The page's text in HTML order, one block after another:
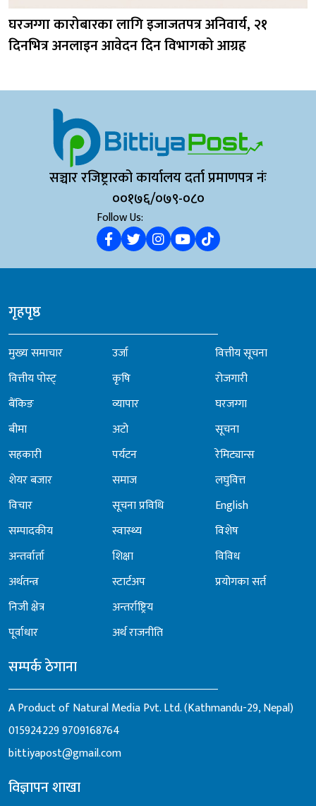
घरजग्गा कारोबारका लागि इजाजतपत्र अनिवार्य, २१
दिनभित्र अनलाइन आवेदन दिन विभागको आग्रह
सञ्चार रजिष्ट्रारको कार्यालय दर्ता प्रमाणपत्र नंः
००१७६/०७९-०८०
Follow Us:
गृहपृष्ठ
मुख्य समाचार
वित्तीय पोस्ट्
बैंकिङ
बीमा
सहकारी
शेयर बजार
विचार
सम्पादकीय
अन्तर्वार्ता
अर्थतन्त्र
निजी क्षेत्र
पूर्वाधार
उर्जा
कृषि
व्यापार
अटो
पर्यटन
समाज
सूचना प्रविधि
स्वास्थ्य
शिक्षा
स्टार्टअप
अन्तर्राष्ट्रिय
अर्थ राजनीति
वित्तीय सूचना
रोजगारी
घरजग्गा
सूचना
रेमिट्यान्स
लघुवित्त
English
विशेष
विविध
प्रयोगका सर्त
सम्पर्क ठेगाना
A Product of Natural Media Pvt. Ltd. (Kathmandu-29, Nepal)
0159242299709168764
bittiyapost@gmail.com
विज्ञापन शाखा